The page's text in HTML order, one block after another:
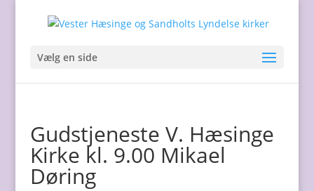
Vælg en side
Gudstjeneste V. Hæsinge
Kirke kl. 9.00 Mikael
Døring